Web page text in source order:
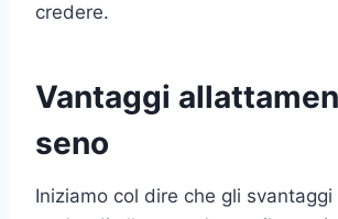
credere.
Vantaggi
seno
Iniziamo col dire che gli